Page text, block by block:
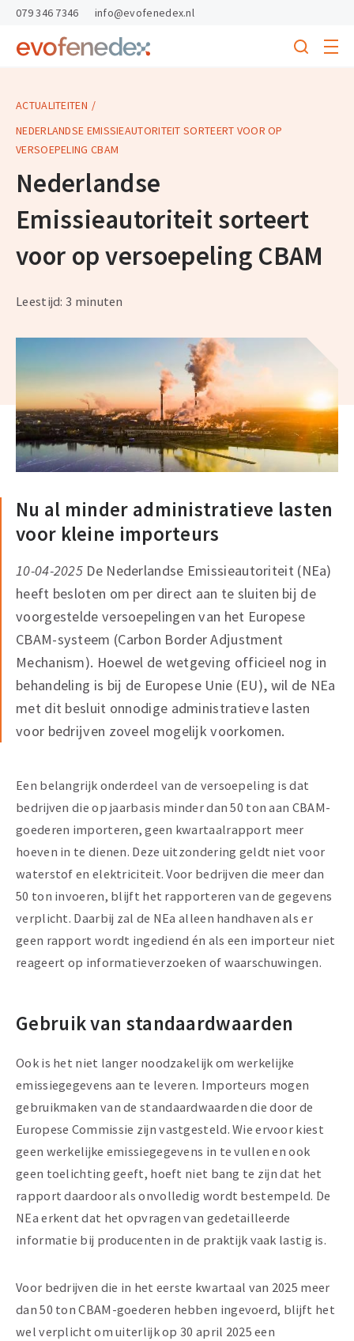
skipToContent
skipToFooter
Return
homepage
Search
menu
079 346 7346 info@evofenedex.nl
ACTUALITEITEN
NEDERLANDSE EMISSIEAUTORITEIT SORTEERT VOOR OP
VERSOEPELING CBAM
Nederlandse
Emissieautoriteit sorteert
voor op versoepeling CBAM
Leestijd: 3 minuten
Nu al minder administratieve lasten
voor kleine importeurs
10-04-2025 De Nederlandse Emissieautoriteit (NEa)
heeft besloten om per direct aan te sluiten bij de
voorgestelde versoepelingen van het Europese
CBAM-systeem (Carbon Border Adjustment
Mechanism). Hoewel de wetgeving officieel nog in
behandeling is bij de Europese Unie (EU), wil de NEa
met dit besluit onnodige administratieve lasten
voor bedrijven zoveel mogelijk voorkomen.
Een belangrijk onderdeel van de versoepeling is dat
bedrijven die op jaarbasis minder dan 50 ton aan CBAM-
goederen importeren, geen kwartaalrapport meer
hoeven in te dienen. Deze uitzondering geldt niet voor
waterstof en elektriciteit. Voor bedrijven die meer dan
50 ton invoeren, blijft het rapporteren van de gegevens
verplicht. Daarbij zal de NEa alleen handhaven als er
geen rapport wordt ingediend én als een importeur niet
reageert op informatieverzoeken of waarschuwingen.
Gebruik van standaardwaarden
Ook is het niet langer noodzakelijk om werkelijke
emissiegegevens aan te leveren. Importeurs mogen
gebruikmaken van de standaardwaarden die door de
Europese Commissie zijn vastgesteld. Wie ervoor kiest
geen werkelijke emissiegegevens in te vullen en ook
geen toelichting geeft, hoeft niet bang te zijn dat het
rapport daardoor als onvolledig wordt bestempeld. De
NEa erkent dat het opvragen van gedetailleerde
informatie bij producenten in de praktijk vaak lastig is.
Voor bedrijven die in het eerste kwartaal van 2025 meer
dan 50 ton CBAM-goederen hebben ingevoerd, blijft het
wel verplicht om uiterlijk op 30 april 2025 een